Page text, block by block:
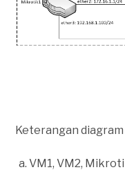
Keterangan diagram
VM1, VM2,